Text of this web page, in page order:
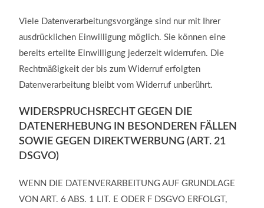
Viele Datenverarbeitungsvorgänge sind nur mit Ihrer
ausdrücklichen Einwilligung möglich. Sie können eine
bereits erteilte Einwilligung jederzeit widerrufen. Die
Rechtmäßigkeit der bis zum Widerruf erfolgten
Datenverarbeitung bleibt vom Widerruf unberührt.
WIDERSPRUCHSRECHT GEGEN DIE
DATENERHEBUNG IN BESONDEREN FÄLLEN
SOWIE GEGEN DIREKTWERBUNG (ART. 21
DSGVO)
WENN DIE DATENVERARBEITUNG AUF GRUNDLAGE
VON ART. 6 ABS. 1 LIT. E ODER F DSGVO ERFOLGT,